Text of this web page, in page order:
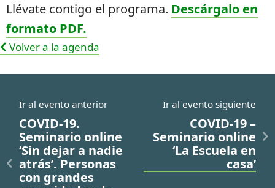
Llévate contigo el programa. Descárgalo en
formato PDF.
Volver a la agenda
Ir al evento anterior
COVID-19.
Seminario online
‘Sin dejar a nadie
atrás’. Personas
con grandes
Ir al evento siguiente
COVID-19 –
Seminario online
‘La Escuela en
casa’